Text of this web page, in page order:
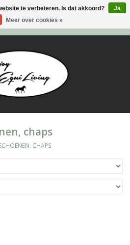
chaps
CHAPS
te verbeteren. Is dat akkoord?
Ja
Meer over cookies »